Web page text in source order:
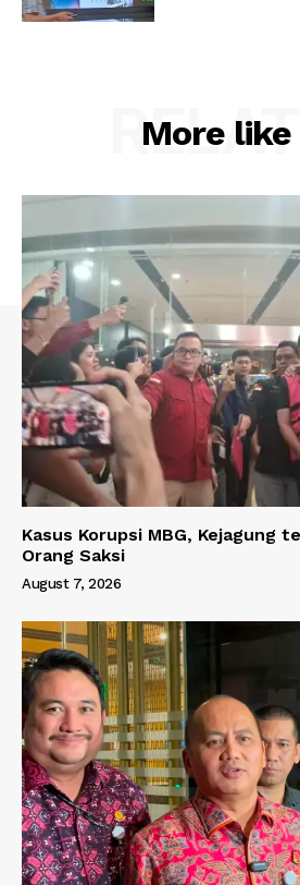
More
Kasus Korupsi MBG, Kejagung
Orang Saksi
August 7, 2026